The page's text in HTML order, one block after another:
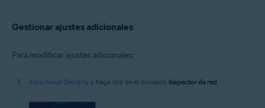
Gestionar ajustes adicionales
Para modificar ajustes adicionales:
Abra Avast Security y haga clic en el mosaico Inspector de red.